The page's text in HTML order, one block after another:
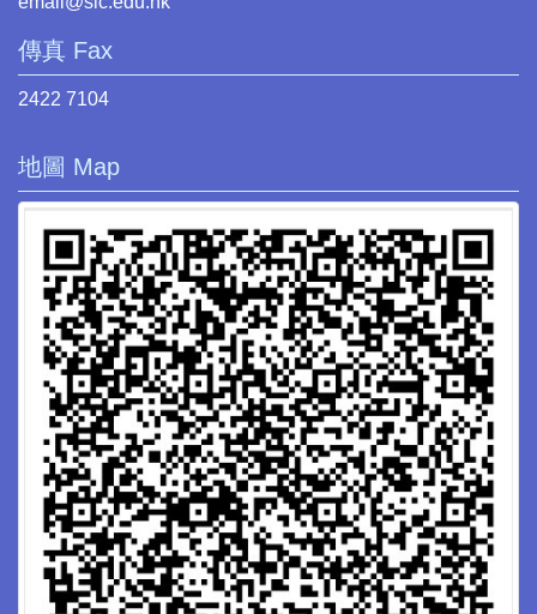
傳真 Fax
2422 7104
地圖 Map